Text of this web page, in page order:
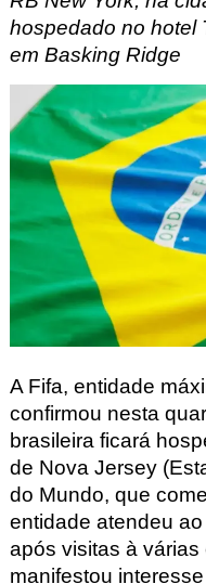
hospedado no hotel
em BaskingRidge
A Fifa, entidade
confirmou nesta
brasileira ficará
de Nova Jersey
do Mundo, que
entidade atendeu
após visitas à
manifestou